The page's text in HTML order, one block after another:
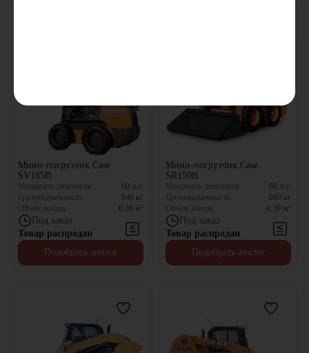
Мини-погрузчик Case
SV185B
Мощность двигателя: 60 л.с.
Грузоподъемность:
840 кг
Объем ковша:
0.36 м³
Под заказ
Товар распродан
Подобрать аналог
Мини-погрузчик Case
SR150B
Мощность двигателя: 60 л.с.
Грузоподъемность:
680 кг
Объем ковша:
0.36 м³
Под заказ
Товар распродан
Подобрать аналог